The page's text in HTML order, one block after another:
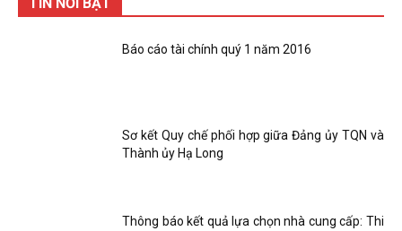
Báo cáo tài chính quý 1 năm 2016
Sơ kết Quy chế phối hợp giữa Đảng ủy TQN và
Thành ủy Hạ Long
Thông báo kết quả lựa chọn nhà cung cấp: Thi